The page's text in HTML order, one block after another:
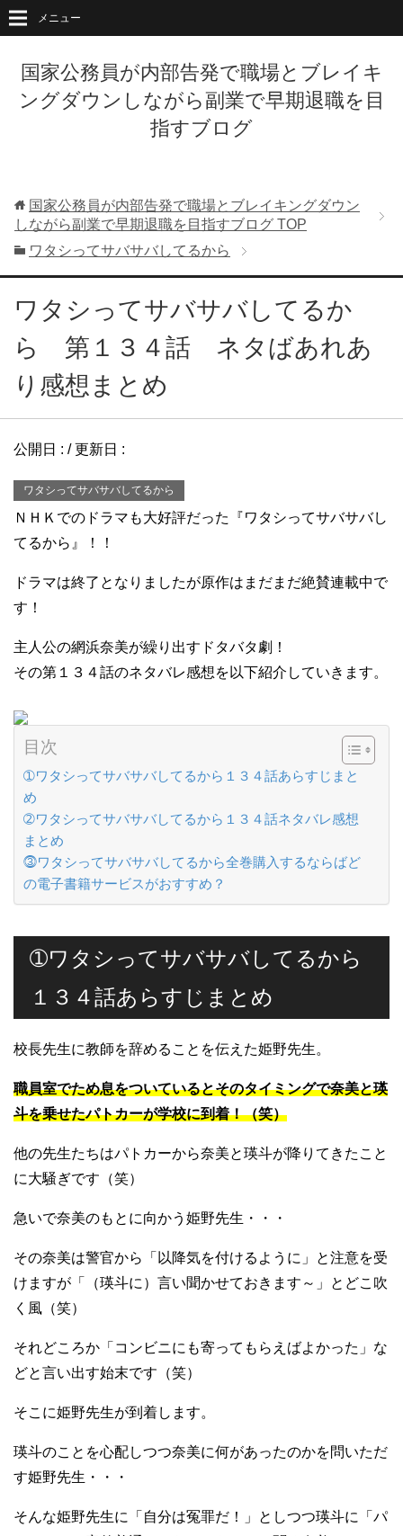
国家公務員が内部告発で職場とブレイキ
ングダウンしながら副業で早期退職を目
指すブログ
メニュー
国家公務員が内部告発で職場とブレイキングダウン
しながら副業で早期退職を目指すブログ TOP
ワタシってサバサバしてるから
ワタシってサバサバしてるか
ら 第１３４話 ネタばあれあ
り感想まとめ
公開日 : / 更新日 :
ワタシってサバサバしてるから
ＮＨＫでのドラマも大好評だった『ワタシってサバサバし
てるから』！！
ドラマは終了となりましたが原作はまだまだ絶賛連載中で
す！
主人公の網浜奈美が繰り出すドタバタ劇！
その第１３４話のネタバレ感想を以下紹介していきます。
目次
➀ワタシってサバサバしてるから１３４話あらすじまと
め
➁ワタシってサバサバしてるから１３４話ネタバレ感想
まとめ
⓷ワタシってサバサバしてるから全巻購入するならばど
の電子書籍サービスがおすすめ？
➀ワタシってサバサバしてるから
１３４話あらすじまとめ
校長先生に教師を辞めることを伝えた姫野先生。
職員室でため息をついているとそのタイミングで奈美と瑛
斗を乗せたパトカーが学校に到着！（笑）
他の先生たちはパトカーから奈美と瑛斗が降りてきたこと
に大騒ぎです（笑）
急いで奈美のもとに向かう姫野先生・・・
その奈美は警官から「以降気を付けるように」と注意を受
けますが「（瑛斗に）言い聞かせておきます～」とどこ吹
く風（笑）
それどころか「コンビニにも寄ってもらえばよかった」な
どと言い出す始末です（笑）
そこに姫野先生が到着します。
瑛斗のことを心配しつつ奈美に何があったのかを問いただ
す姫野先生・・・
そんな姫野先生に「自分は冤罪だ！」としつつ瑛斗に「パ